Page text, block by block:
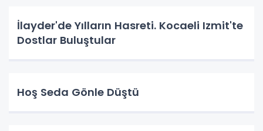
İlayder'de Yılların Hasreti. Kocaeli Izmit'te
Dostlar Buluştular
Hoş Seda Gönle Düştü